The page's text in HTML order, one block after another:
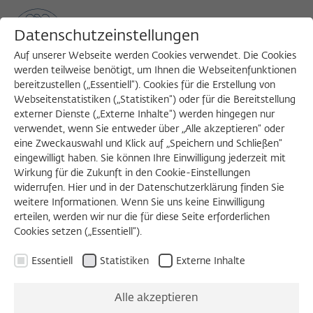
MENU
Search
Datenschutzeinstellungen
Auf unserer Webseite werden Cookies verwendet. Die Cookies
werden teilweise benötigt, um Ihnen die Webseitenfunktionen
bereitzustellen („Essentiell“). Cookies für die Erstellung von
Webseitenstatistiken („Statistiken“) oder für die Bereitstellung
externer Dienste („Externe Inhalte“) werden hingegen nur
verwendet, wenn Sie entweder über „Alle akzeptieren“ oder
eine Zweckauswahl und Klick auf „Speichern und Schließen“
eingewilligt haben. Sie können Ihre Einwilligung jederzeit mit
Wirkung für die Zukunft in den Cookie-Einstellungen
widerrufen. Hier und in der Datenschutzerklärung finden Sie
weitere Informationen. Wenn Sie uns keine Einwilligung
erteilen, werden wir nur die für diese Seite erforderlichen
Cookies setzen („Essentiell“).
Essentiell Statistiken Externe Inhalte
Alle akzeptieren